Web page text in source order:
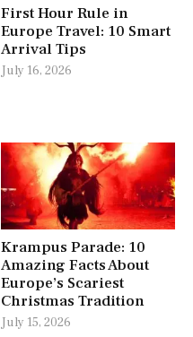
First Hour Rule in
Europe Travel: 10 Smart
Arrival Tips
July 16, 2026
Krampus Parade: 10
Amazing Facts About
Europe’s Scariest
Christmas Tradition
July 15, 2026